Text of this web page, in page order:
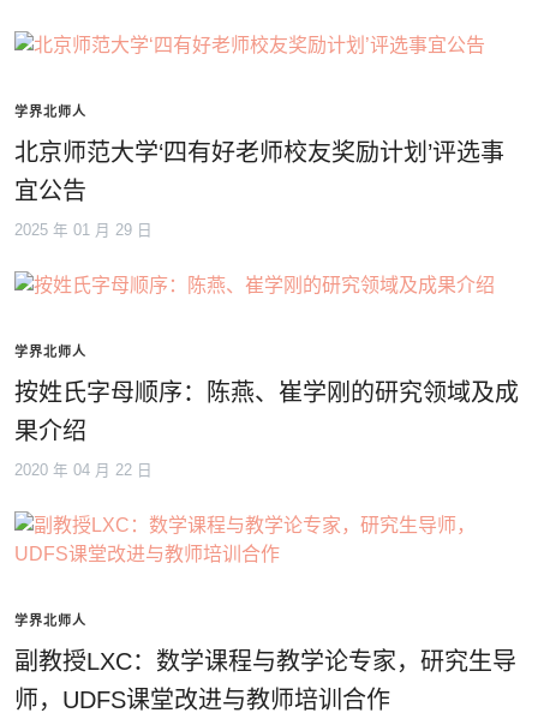
学界北师人
北京师范大学‘四有好老师校友奖励计划’评选事
宜公告
2025 年 01 月 29 日
学界北师人
按姓氏字母顺序：陈燕、崔学刚的研究领域及成
果介绍
2020 年 04 月 22 日
学界北师人
副教授LXC：数学课程与教学论专家，研究生导
师，UDFS课堂改进与教师培训合作